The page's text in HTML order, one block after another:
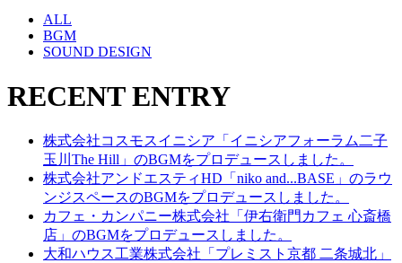
ALL
BGM
SOUND DESIGN
RECENT ENTRY
株式会社コスモスイニシア「イニシアフォーラム二子
玉川The Hill」のBGMをプロデュースしました。
株式会社アンドエスティHD「niko and...BASE」のラウ
ンジスペースのBGMをプロデュースしました。
カフェ・カンパニー株式会社「伊右衛門カフェ 心斎橋
店」のBGMをプロデュースしました。
大和ハウス工業株式会社「プレミスト京都 二条城北」